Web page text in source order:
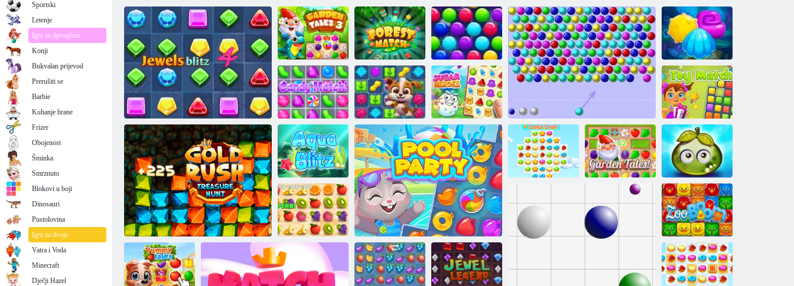
Jewels Blitz 4
Vrtne priče 3 Šumski meč
Božić izdanje:
Funny mjehurića
Shooter mjehurića html5
Aqua Blitz 2
D D ° n n n
ÐºÐ¾Ð½Ñ
ÐμÑ Ð ° Ð¼Ð¸
Priča o psećoj
zagonetki
Šećerni heroji Igračka šibica
Aqua blitz Vrtne priče
Avantura sočnih
plodova
Juicy linija Zoobum
Sportski
Letenje
Igre za djevojčice
Konji
Bukvalan prijevod
Prerušiti se
Barbie
Kuhanje hrane
Frizer
Obojenost
Šminka
Smrznuto
Blokovi u boji
Dinosauri
Pustolovina
Igre za dvoje
Vatra i Voda
Minecraft
Dječji Hazel